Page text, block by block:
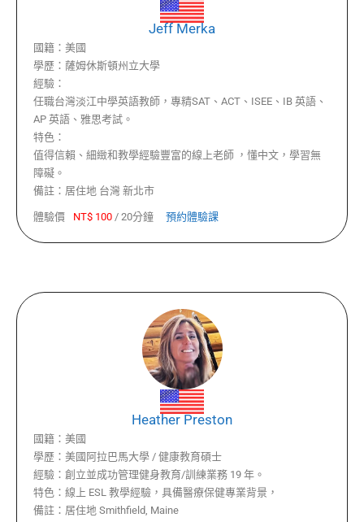
Jeff Merka
國籍： 美國
學歷： 薩姆休斯頓州立大學
經驗：
任職台灣淡江中學英語教師，專精SAT、ACT、ISEE、IB 英語、
AP 英語、雅思考試。
特色：
值得信賴、細緻和教學經驗豐富的線上老師 ，懂中文，學習無
障礙。
備註： 居住地 台灣 新北市
體驗價 NT$ 100 / 20分鐘 預約體驗課
Heather Preston
國籍： 美國
學歷： 美國阿拉巴馬大學 / 健康教育碩士
經驗： 創立並成功管理健身教育/訓練業務 19 年。
特色： 線上 ESL 教學經驗，具備醫療保健專業背景，
備註： 居住地 Smithfield, Maine